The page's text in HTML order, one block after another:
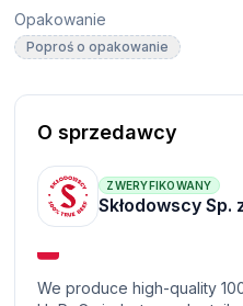
Opakowanie
Poproś o opakowanie
O sprzedawcy
ZWERYFIKOWANY
Skłodowscy Sp.
We produce high-quality